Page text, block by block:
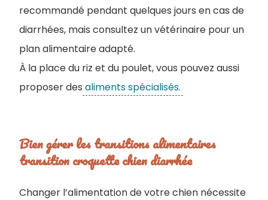
recommandé pendant quelques jours en cas de
diarrhées, mais consultez un vétérinaire pour un
plan alimentaire adapté.
À la place du riz et du poulet, vous pouvez aussi
proposer des aliments spécialisés.
Bien gérer les transitions alimentaires ​
transition croquette chien diarrhée
Changer l’alimentation de votre chien nécessite